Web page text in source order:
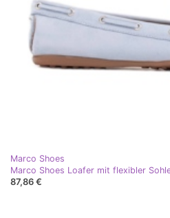
Marco Shoes
Marco Shoes Loafer mit flexibler
87,86 €